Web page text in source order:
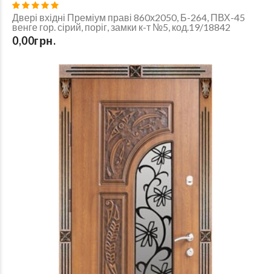
Двері вхідні Преміум праві 860х2050, Б-264, ПВХ-45
венге гор. сірий, поріг, замки к-т №5, код.19/18842
0,00грн.